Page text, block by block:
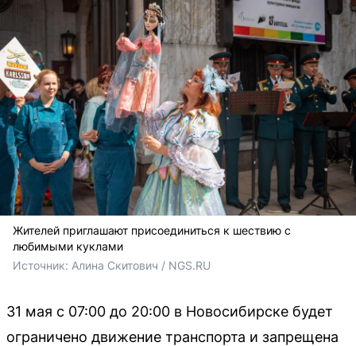
Жителей приглашают присоединиться к шествию с
любимыми куклами
Источник: Алина Скитович / NGS.RU
31 мая с 07:00 до 20:00 в Новосибирске будет
ограничено движение транспорта и запрещена